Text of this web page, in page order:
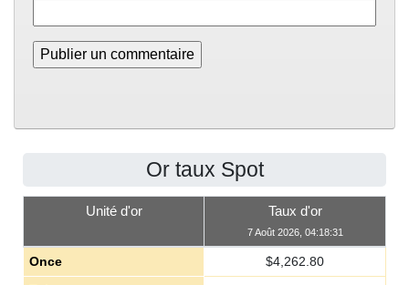
Or taux Spot
Unité d'or Taux d'or
7 Août 2026, 04:18:31
Once $4,262.80